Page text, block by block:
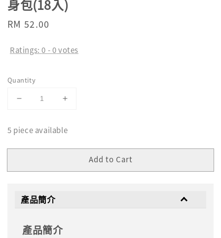
身包(18入)
Regular
RM 52.00
Ratings:0 -0votes
Quantity
5 piece available
Add to Cart
產品簡介
產品簡介